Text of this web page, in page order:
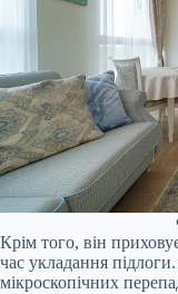
Крім того, він
час укладання
мікроскопічних